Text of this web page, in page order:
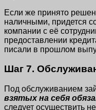
Если же принято
наличными, придется
компании с её
предоставлении
писали в прошлом
Шаг 7.
Под обслуживанием
взятых на себя
следует осуществить